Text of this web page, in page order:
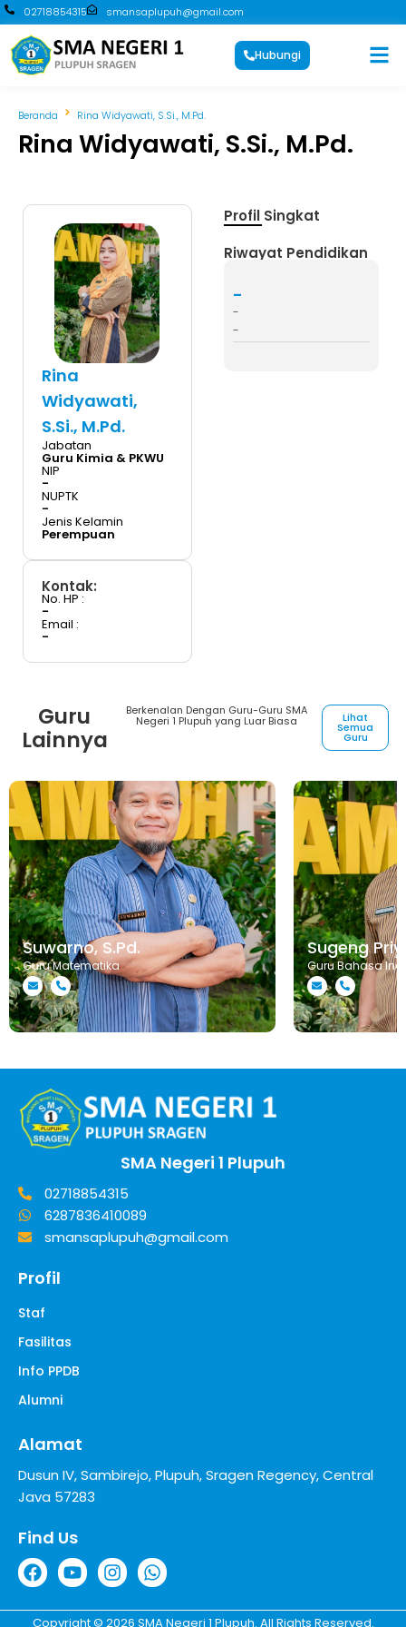
02718854315 smansaplupuh@gmail.com
Hubungi
Beranda Rina Widyawati, S.Si., M.Pd.
Rina Widyawati, S.Si., M.Pd.
Rina
Widyawati,
S.Si., M.Pd.
Jabatan
Guru Kimia & PKWU
NIP
-
NUPTK
-
Jenis Kelamin
Perempuan
Kontak:
No. HP :
-
Email :
-
Profil Singkat
Riwayat Pendidikan
-
-
-
Guru
Lainnya
Berkenalan Dengan Guru-Guru SMA
Negeri 1 Plupuh yang Luar Biasa Lihat
Semua
Guru
Suwarno, S.Pd.
Guru Matematika
Sugeng
Guru Bahasa
SMA Negeri 1 Plupuh
02718854315
6287836410089
smansaplupuh@gmail.com
Profil
Staf
Fasilitas
Info PPDB
Alumni
Alamat
Dusun IV, Sambirejo, Plupuh, Sragen Regency, Central
Java 57283
Find Us
Copyright © 2026 SMA Negeri 1 Plupuh. All Rights Reserved.